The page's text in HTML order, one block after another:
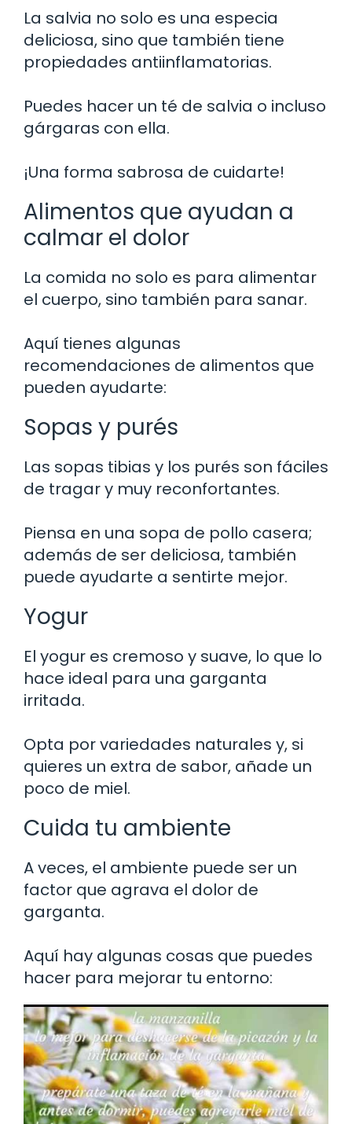
La salvia no solo es una especia
deliciosa, sino que también tiene
propiedades antiinflamatorias.
Puedes hacer un té de salvia o incluso
gárgaras con ella.
¡Una forma sabrosa de cuidarte!
Alimentos que ayudan a
calmar el dolor
La comida no solo es para alimentar
el cuerpo, sino también para sanar.
Aquí tienes algunas
recomendaciones de alimentos que
pueden ayudarte:
Sopas y purés
Las sopas tibias y los purés son fáciles
de tragar y muy reconfortantes.
Piensa en una sopa de pollo casera;
además de ser deliciosa, también
puede ayudarte a sentirte mejor.
Yogur
El yogur es cremoso y suave, lo que lo
hace ideal para una garganta
irritada.
Opta por variedades naturales y, si
quieres un extra de sabor, añade un
poco de miel.
Cuida tu ambiente
A veces, el ambiente puede ser un
factor que agrava el dolor de
garganta.
Aquí hay algunas cosas que puedes
hacer para mejorar tu entorno: